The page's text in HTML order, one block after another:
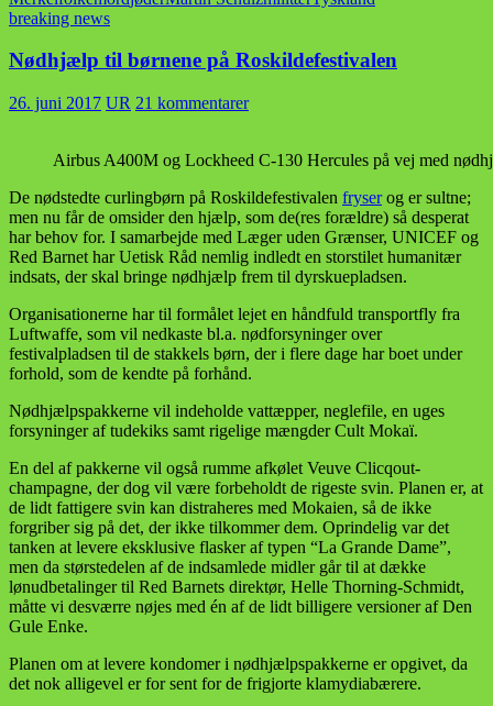
breaking news
Nødhjælp til børnene på Roskildefestivalen
26. juni 2017 UR 21 kommentarer
Airbus A400M og Lockheed C-130 Hercules på vej med
De nødstedte curlingbørn på Roskildefestivalen fryserog er sultne;
men nu får de omsider den hjælp, som de(res forældre) så desperat
har behov for. I samarbejde med Læger uden Grænser, UNICEF og
Red Barnet har Uetisk Råd nemlig indledt en storstilet humanitær
indsats, der skal bringe nødhjælp frem til dyrskuepladsen.
Organisationerne har til formålet lejet en håndfuld transportfly fra
Luftwaffe, som vil nedkaste bl.a. nødforsyninger over
festivalpladsen til de stakkels børn, der i flere dage har boet under
forhold, som de kendte på forhånd.
Nødhjælpspakkerne vil indeholde vattæpper, neglefile, en uges
forsyninger af tudekiks samt rigelige mængder Cult Mokaï.
En del af pakkerne vil også rumme afkølet Veuve Clicqout-
champagne, der dog vil være forbeholdt de rigeste svin. Planen er, at
de lidt fattigere svin kan distraheres med Mokaien, så de ikke
forgriber sig på det, der ikke tilkommer dem. Oprindelig var det
tanken at levere eksklusive flasker af typen “La Grande Dame”,
men da størstedelen af de indsamlede midler går til at dække
lønudbetalinger til Red Barnets direktør, Helle Thorning-Schmidt,
måtte vi desværre nøjes med én af de lidt billigere versioner af Den
Gule Enke.
Planen om at levere kondomer i nødhjælpspakkerne er opgivet, da
det nok alligevel er for sent for de frigjorte klamydiabærere.